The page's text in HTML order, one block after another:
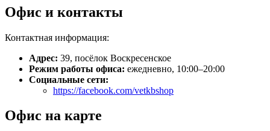
Офис и контакты
Контактная информация:
Адрес: 39, посёлок Воскресенское
Режим работы офиса: ежедневно, 10:00–20:00
Социальные сети:
https://facebook.com/vetkbshop
Офис на карте